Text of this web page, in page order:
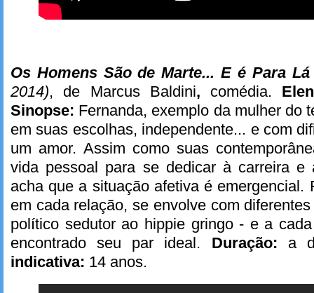
Os Homens São de Marte... E é Para
2014), de Marcus Baldini, comédia.
Sinopse: Fernanda, exemplo da mulher do
em suas escolhas, independente... e com
um amor. Assim como suas
vida pessoal para se dedicar à carreira e
acha que a situação afetiva é emergencial.
em cada relação, se envolve com
político sedutor ao hippie gringo - e a
encontrado seu par ideal. Duração: a
indicativa: 14 anos.